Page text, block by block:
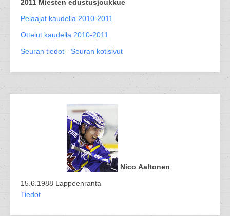
2011 Miesten edustusjoukkue
Pelaajat kaudella 2010-2011
Ottelut kaudella 2010-2011
Seuran tiedot - Seuran kotisivut
Nico Aaltonen
15.6.1988 Lappeenranta
Tiedot